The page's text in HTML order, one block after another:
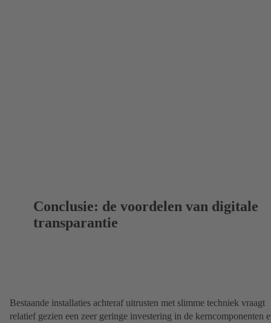
Conclusie: de voordelen van digitale
transparantie
Bestaande installaties achteraf uitrusten met slimme techniek vraagt
relatief gezien een zeer geringe investering in de kerncomponenten